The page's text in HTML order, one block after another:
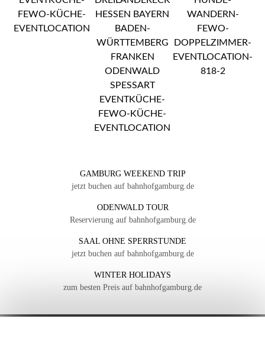
GAMBURG WEEKEND TRIP
jetzt buchen auf bahnhofgamburg.de
ODENWALD TOUR
Reservierung auf bahnhofgamburg.de
SAAL OHNE SPERRSTUNDE
jetzt buchen auf bahnhofgamburg.de
WINTER HOLIDAYS
zum besten Preis auf bahnhofgamburg.de